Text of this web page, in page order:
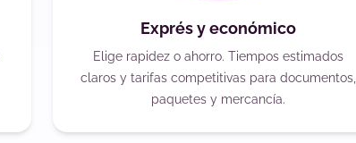
Exprés y económico
Elige rapidez o ahorro. Tiempos estimados
claros y tarifas competitivas para documentos,
paquetes y mercancía.